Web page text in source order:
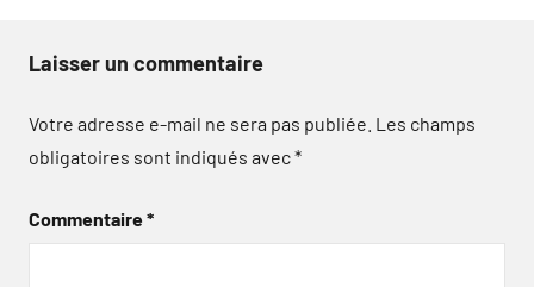
Laisser un commentaire
Votre adresse e-mail ne sera pas publiée. Les champs
obligatoires sont indiqués avec*
Commentaire*